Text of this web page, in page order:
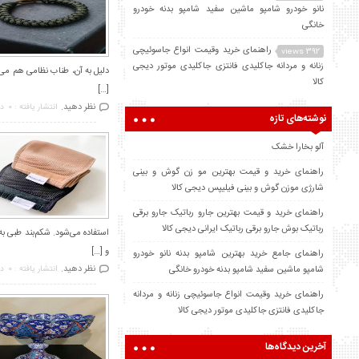
دلیل به آن، طناب نظامی هم
[…]
نظر دهید. انتشار یافته : 0
استفاده می‌شود. شکم‌بند طبی
و […]
نظر دهید. انتشار یافته : 0
نانو خودرو شامپو ماشین سفید شامپو بدنه خودرو
خانگی
392 views
راهنمای خرید وقیمت انواع جاسوئیچی
زنانه و مردانه جاکلیدی فانتزی جاکلیدی موتور دیجی
کالا
نوشته‌های تازه
آلو بخارا خشک
راهنمای خرید و قیمت بهترین مو زن گوش و بینی
شارژی موزن گوش و بینی فیلیپس دیجی کالا
راهنمای خرید و قیمت بهترین جارو رباتیک جارو برقی
رباتیک بوش جارو برقی رباتیک ایرانی دیجی کالا
راهنمای جامع خرید بهترین شامپو بدنه نانو خودرو
شامپو ماشین سفید شامپو بدنه خودرو خانگی
راهنمای خرید وقیمت انواع جاسوئیچی زنانه و مردانه
جاکلیدی فانتزی جاکلیدی موتور دیجی کالا
آخرین دیدگاه‌ها